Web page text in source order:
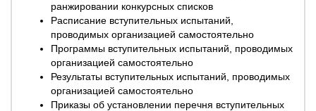
ранжировании конкурсных списков
Расписание вступительных испытаний,
проводимых организацией самостоятельно
Программы вступительных испытаний, проводимых
организацией самостоятельно
Результаты вступительных испытаний, проводимых
организацией самостоятельно
Приказы об установлении перечня вступительных